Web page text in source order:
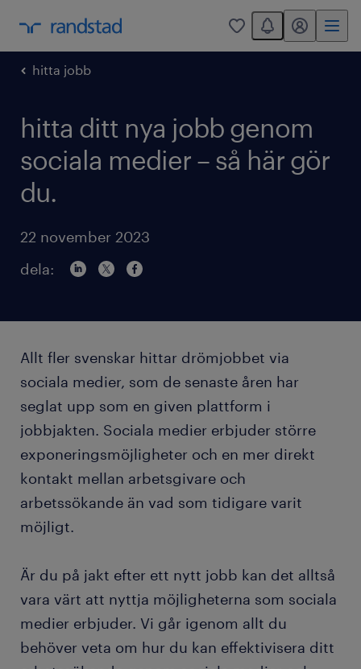
0
You have 0
mitt randstad
hitta jobb
hitta ditt nya jobb genom
sociala medier – så här gör
du.
22 november 2023
dela:
Allt fler svenskar hittar drömjobbet via
sociala medier, som de senaste åren har
seglat upp som en given plattform i
jobbjakten. Sociala medier erbjuder större
exponeringsmöjligheter och en mer direkt
kontakt mellan arbetsgivare och
arbetssökande än vad som tidigare varit
möjligt.
Är du på jakt efter ett nytt jobb kan det alltså
vara värt att nyttja möjligheterna som sociala
medier erbjuder. Vi går igenom allt du
behöver veta om hur du kan effektivisera ditt